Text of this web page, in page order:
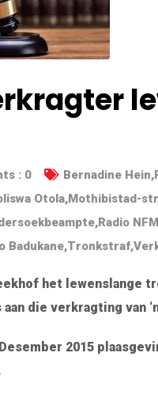
: 0 Bernadine Hein,
Otola,Mothibistad-
,Radio NFM
Badukane,Tronkstraf,
het lewenslange
die verkragting van
2015